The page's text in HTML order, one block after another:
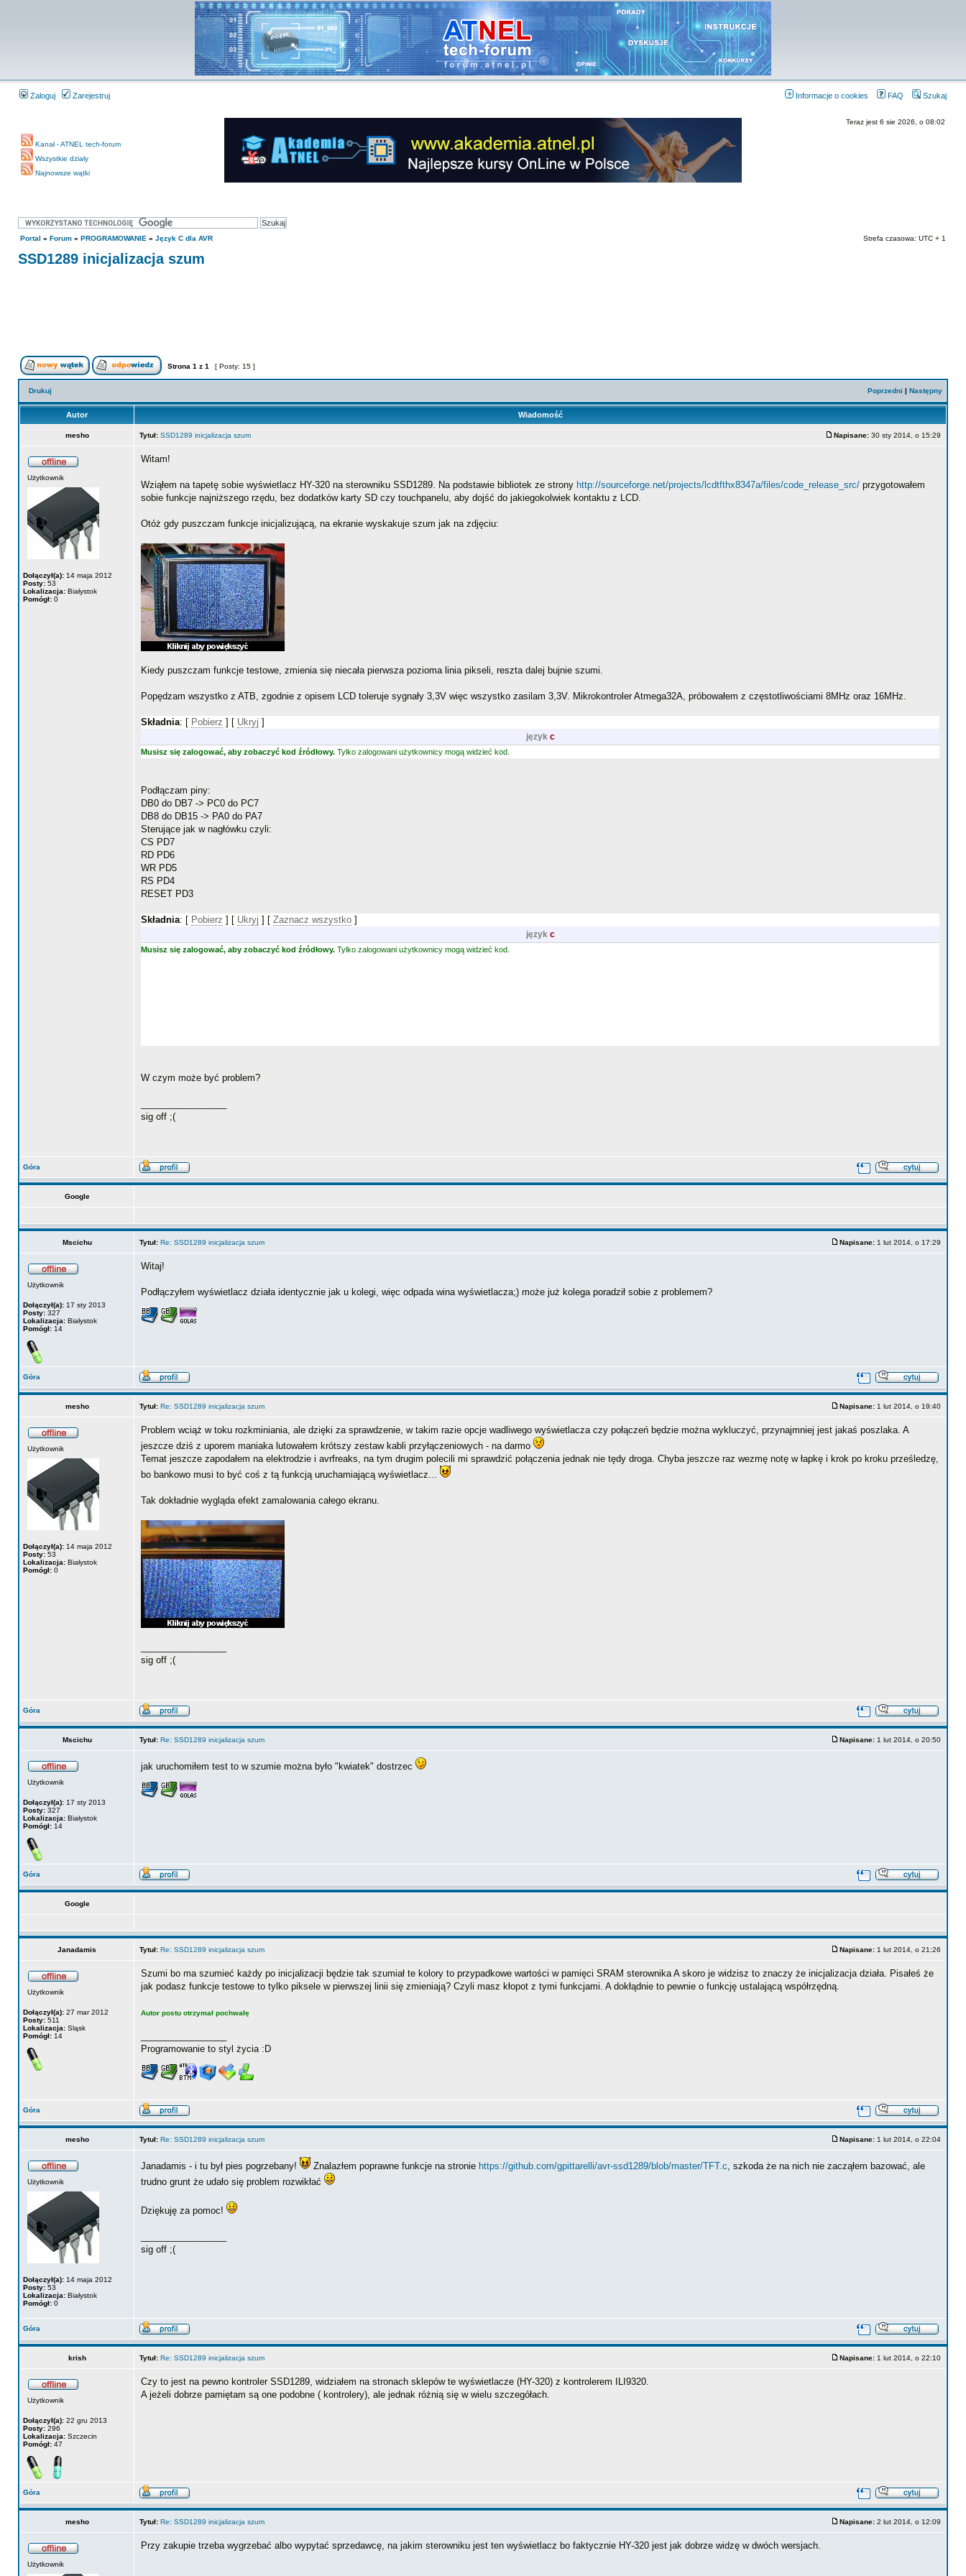
Zaloguj Zarejestruj Informacje o cookies FAQ Szukaj
Kanał - ATNEL tech-forum
Wszystkie działy
Najnowsze wątki
Teraz jest 6 sie 2026, o 08:02
Portal » Forum » PROGRAMOWANIE » Język C dla AVR Strefa czasowa: UTC + 1
SSD1289 inicjalizacja szum
Strona 1 z 1 [ Posty: 15 ]
Drukuj Poprzedni | Następny
Autor Wiadomość
mesho Tytuł: SSD1289 inicjalizacja szum Napisane: 30 sty 2014, o 15:29
Użytkownik
Dołączył(a): 14 maja 2012
Posty: 53
Lokalizacja: Białystok
Pomógł: 0
Witam!
Wziąłem na tapetę sobie wyświetlacz HY-320 na sterowniku SSD1289. Na podstawie bibliotek ze strony http://sourceforge.net/projects/lcdtfthx8347a/files/code_release_src/ przygotowałem
sobie funkcje najniższego rzędu, bez dodatków karty SD czy touchpanelu, aby dojść do jakiegokolwiek kontaktu z LCD.
Otóż gdy puszczam funkcje inicjalizującą, na ekranie wyskakuje szum jak na zdjęciu:
Kiedy puszczam funkcje testowe, zmienia się niecała pierwsza pozioma linia pikseli, reszta dalej bujnie szumi.
Popędzam wszystko z ATB, zgodnie z opisem LCD toleruje sygnały 3,3V więc wszystko zasilam 3,3V. Mikrokontroler Atmega32A, próbowałem z częstotliwościami 8MHz oraz 16MHz.
Składnia: [ Pobierz ] [ Ukryj ]
język c
Musisz się zalogować, aby zobaczyć kod źródłowy. Tylko zalogowani użytkownicy mogą widzieć kod.
Podłączam piny:
DB0 do DB7 -> PC0 do PC7
DB8 do DB15 -> PA0 do PA7
Sterujące jak w nagłówku czyli:
CS PD7
RD PD6
WR PD5
RS PD4
RESET PD3
Składnia: [ Pobierz ] [ Ukryj ] [ Zaznacz wszystko ]
język c
Musisz się zalogować, aby zobaczyć kod źródłowy. Tylko zalogowani użytkownicy mogą widzieć kod.
W czym może być problem?
sig off ;(
Góra
Google
Mscichu Tytuł: Re: SSD1289 inicjalizacja szum Napisane: 1 lut 2014, o 17:29
Użytkownik
Dołączył(a): 17 sty 2013
Posty: 327
Lokalizacja: Białystok
Pomógł: 14
Witaj!
Podłączyłem wyświetlacz działa identycznie jak u kolegi, więc odpada wina wyświetlacza;) może już kolega poradził sobie z problemem?
Góra
mesho Tytuł: Re: SSD1289 inicjalizacja szum Napisane: 1 lut 2014, o 19:40
Użytkownik
Dołączył(a): 14 maja 2012
Posty: 53
Lokalizacja: Białystok
Pomógł: 0
Problem wciąż w toku rozkminiania, ale dzięki za sprawdzenie, w takim razie opcje wadliwego wyświetlacza czy połączeń będzie można wykluczyć, przynajmniej jest jakaś poszlaka. A
jeszcze dziś z uporem maniaka lutowałem krótszy zestaw kabli przyłączeniowych - na darmo
Temat jeszcze zapodałem na elektrodzie i avrfreaks, na tym drugim polecili mi sprawdzić połączenia jednak nie tędy droga. Chyba jeszcze raz wezmę notę w łapkę i krok po kroku prześledzę,
bo bankowo musi to być coś z tą funkcją uruchamiającą wyświetlacz...
Tak dokładnie wygląda efekt zamalowania całego ekranu.
sig off ;(
Góra
Mscichu Tytuł: Re: SSD1289 inicjalizacja szum Napisane: 1 lut 2014, o 20:50
Użytkownik
Dołączył(a): 17 sty 2013
Posty: 327
Lokalizacja: Białystok
Pomógł: 14
jak uruchomiłem test to w szumie można było "kwiatek" dostrzec
Góra
Google
Janadamis Tytuł: Re: SSD1289 inicjalizacja szum Napisane: 1 lut 2014, o 21:26
Użytkownik
Dołączył(a): 27 mar 2012
Posty: 511
Lokalizacja: Sląsk
Pomógł: 14
Szumi bo ma szumieć każdy po inicjalizacji będzie tak szumiał te kolory to przypadkowe wartości w pamięci SRAM sterownika A skoro je widzisz to znaczy że inicjalizacja działa. Pisałeś że
jak podasz funkcje testowe to tylko piksele w pierwszej linii się zmieniają? Czyli masz kłopot z tymi funkcjami. A dokłądnie to pewnie o funkcję ustalającą współrzędną.
Autor postu otrzymał pochwałę
Programowanie to styl życia :D
Góra
mesho Tytuł: Re: SSD1289 inicjalizacja szum Napisane: 1 lut 2014, o 22:04
Użytkownik
Dołączył(a): 14 maja 2012
Posty: 53
Lokalizacja: Białystok
Pomógł: 0
Janadamis - i tu był pies pogrzebany! Znalazłem poprawne funkcje na stronie https://github.com/gpittarelli/avr-ssd1289/blob/master/TFT.c, szkoda że na nich nie zacząłem bazować, ale
trudno grunt że udało się problem rozwikłać
Dziękuję za pomoc!
sig off ;(
Góra
krish Tytuł: Re: SSD1289 inicjalizacja szum Napisane: 1 lut 2014, o 22:10
Użytkownik
Dołączył(a): 22 gru 2013
Posty: 296
Lokalizacja: Szczecin
Pomógł: 47
Czy to jest na pewno kontroler SSD1289, widziałem na stronach sklepów te wyświetlacze (HY-320) z kontrolerem ILI9320.
A jeżeli dobrze pamiętam są one podobne ( kontrolery), ale jednak różnią się w wielu szczegółach.
Góra
mesho Tytuł: Re: SSD1289 inicjalizacja szum Napisane: 2 lut 2014, o 12:09
Użytkownik
Przy zakupie trzeba wygrzebać albo wypytać sprzedawcę, na jakim sterowniku jest ten wyświetlacz bo faktycznie HY-320 jest jak dobrze widzę w dwóch wersjach.